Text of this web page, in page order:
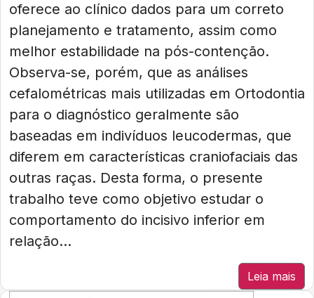
oferece ao clínico dados para um correto
planejamento e tratamento, assim como
melhor estabilidade na pós-contenção.
Observa-se, porém, que as análises
cefalométricas mais utilizadas em Ortodontia
para o diagnóstico geralmente são
baseadas em indivíduos leucodermas, que
diferem em características craniofaciais das
outras raças. Desta forma, o presente
trabalho teve como objetivo estudar o
comportamento do incisivo inferior em
relação...
Leia mais